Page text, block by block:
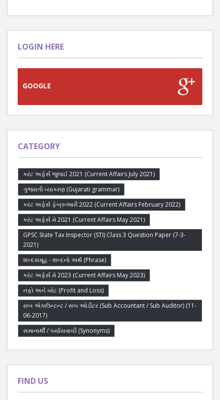
LOGIN HERE
GOOGLE
CATEGORY
કરંટ અફેર્સ જુલાઈ 2021 (Current Affairs July 2021)
ગુજરાતી વ્યાકરણ (Gujarati grammar)
કરંટ અફેર્સ ફેબ્રુઆરી 2022 (Current Affairs February 2022)
કરંટ અફેર્સ મે 2021 (Current Affairs May 2021)
GPSC State Tax Inspector (STI) Class 3 Question Paper (7-3-
2021)
શબ્દસમૂહ - શબ્દનો અર્થ (Phrase)
કરંટ અફેર્સ મે 2023 (Current Affairs May 2023)
નફો અને ખોટ (Profit and Loss)
સબ એકાઉન્ટન્ટ / સબ ઓડીટર (Sub Accountant / Sub Auditor) (11-
06-2017)
સમાનાર્થી / પર્યાયવાચી (Synonyms)
FIND US